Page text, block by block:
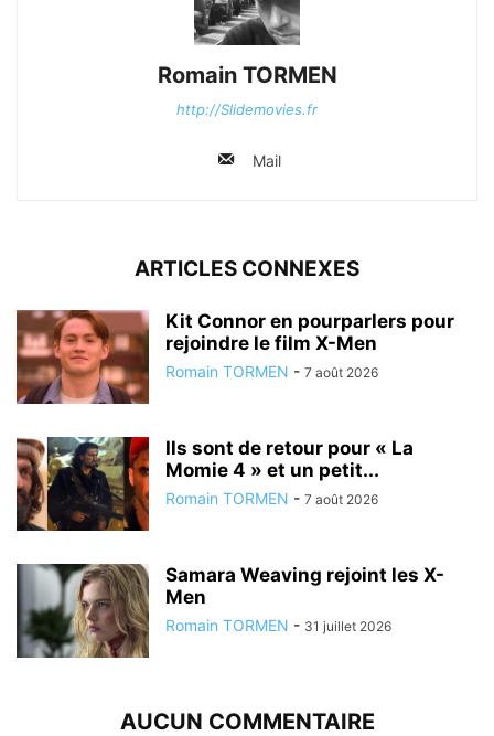
Romain TORMEN
http://Slidemovies.fr
Mail
ARTICLES CONNEXES
Kit Connor en pourparlers pour
rejoindre le film X-Men
Romain TORMEN - 7 août 2026
Ils sont de retour pour « La
Momie 4 » et un petit...
Romain TORMEN - 7 août 2026
Samara Weaving rejoint les X-
Men
Romain TORMEN - 31 juillet 2026
AUCUN COMMENTAIRE